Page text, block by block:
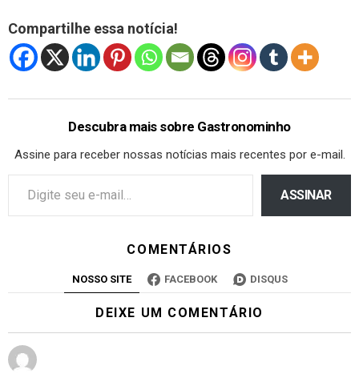
Compartilhe essa notícia!
Descubra mais sobre Gastronominho
Assine para receber nossas notícias mais recentes por e-mail.
ASSINAR
COMENTÁRIOS
NOSSO SITE FACEBOOK DISQUS
DEIXE UM COMENTÁRIO